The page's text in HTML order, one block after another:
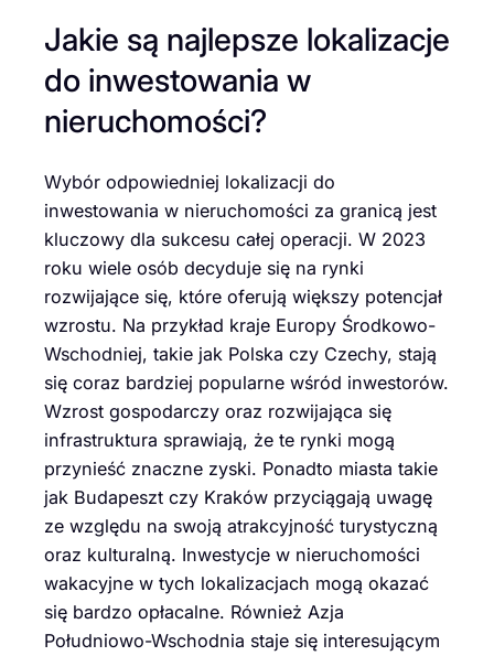
Jakie są najlepsze lokalizacje
do inwestowania w
nieruchomości?
Wybór odpowiedniej lokalizacji do
inwestowania w nieruchomości za granicą jest
kluczowy dla sukcesu całej operacji. W 2023
roku wiele osób decyduje się na rynki
rozwijające się, które oferują większy potencjał
wzrostu. Na przykład kraje Europy Środkowo-
Wschodniej, takie jak Polska czy Czechy, stają
się coraz bardziej popularne wśród inwestorów.
Wzrost gospodarczy oraz rozwijająca się
infrastruktura sprawiają, że te rynki mogą
przynieść znaczne zyski. Ponadto miasta takie
jak Budapeszt czy Kraków przyciągają uwagę
ze względu na swoją atrakcyjność turystyczną
oraz kulturalną. Inwestycje w nieruchomości
wakacyjne w tych lokalizacjach mogą okazać
się bardzo opłacalne. Również Azja
Południowo-Wschodnia staje się interesującym